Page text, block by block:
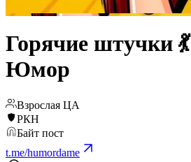
Горячие штучки
Юмор
Взрослая ЦА
РКН
Байт пост
t.me/humordame